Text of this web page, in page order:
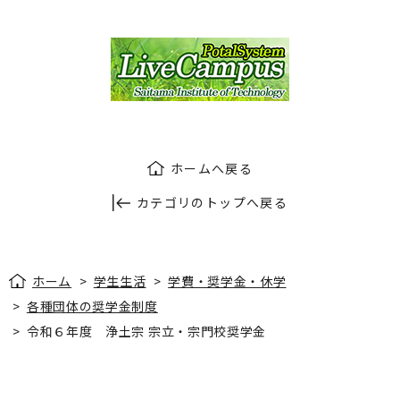
カテゴリのトップへ戻る
ホームへ戻る
ホーム > 学生生活 >学費・奨学金・休学
> 各種団体の奨学金制度
> 令和６年度 浄土宗 宗立・宗門校奨学金